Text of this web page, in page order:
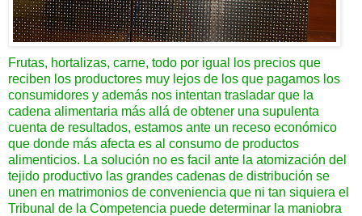
Frutas, hortalizas, carne, todo por igual los precios que
reciben los productores muy lejos de los que pagamos los
consumidores y además nos intentan trasladar que la
cadena alimentaria más allá de obtener una supulenta
cuenta de resultados, estamos ante un receso económico
que donde más afecta es al consumo de productos
alimenticios. La solución no es facil ante la atomización del
tejido productivo las grandes cadenas de distribución se
unen en matrimonios de conveniencia que ni tan siquiera el
Tribunal de la Competencia puede determinar la maniobra